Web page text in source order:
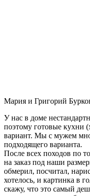
Мария и Григорий
У нас в доме
поэтому готовые кухни
вариант. Мы с мужем
подходящего варианта.
После всех походов по
на заказ под наши
обмерил, посчитал,
хотелось, и картинка в
скажу, что это самый